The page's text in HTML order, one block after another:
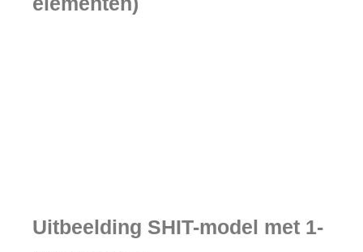
Uitbeelding SHIT-model met 1-